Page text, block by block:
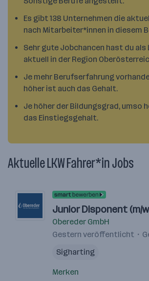
Es gibt 138 Unternehmen die
nach Mitarbeiter*innen in diesem
Sehr gute Jobchancen hast du als
aktuell in der Region
Je mehr Berufserfahrung
höher ist auch das Gehalt.
Je höher der Bildungsgrad, umso
das Einstiegsgehalt.
Aktuelle LKW Fahrer*in Jobs
Junior Disponent (m/
Obereder GmbH
Gestern veröffentlicht
Sigharting
Merken